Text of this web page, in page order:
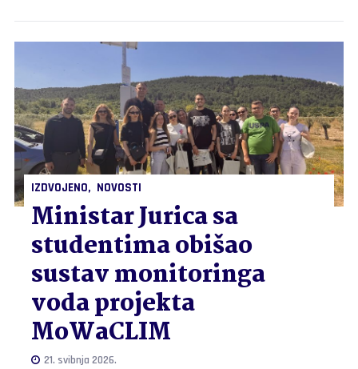
IZDVOJENO NOVOSTI
Ministar Jurica sa
studentima obišao
sustav monitoringa
voda projekta
MoWaCLIM
21. svibnja 2026.